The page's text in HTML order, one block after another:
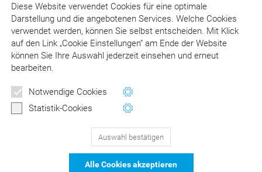
Diese Website verwendet Cookies für eine optimale
Darstellung und die angebotenen Services. Welche Cookies
verwendet werden, können Sie selbst entscheiden. Mit Klick
aufden Link „Cookie Einstellungen“ am Ende der Website
können Sie Ihre Auswahl jederzeit einsehen und erneut
bearbeiten.
Notwendige Cookies
Statistik-Cookies
Auswahl bestätigen
Alle Cookies akzeptieren
Sie sind Hersteller von Praxis-Software und haben
Interesse, eine Schnittstelle zum
„Liebold/Raff/Wissing“ einzurichten?
Wir unterstützen Sie gerne und liefern Ihnen die aktuelle
Schnittstellenbeschreibung. Bitte schreiben Sie an
129Bewertungen auf ProvenExpert.com